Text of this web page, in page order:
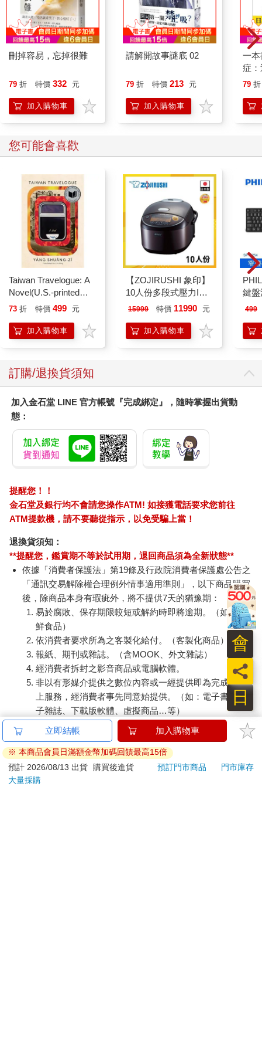
刪掉容易，忘掉很難
79 折 特價 332 元
加入購物車
請解開故事謎底 02
79 折 特價 213 元
加入購物車
一
症
開
的
79 折
您可能會喜歡
Taiwan Travelogue: A
Novel(U.S.-printed
edition)
73 折 特價 499 元
加入購物車
【ZOJIRUSHI 象印】
10人份多段式壓力IH
微電腦電子鍋(NP-
15999 特價 11990 元
加入購物車
鍵盤
499
訂購/退換貨須知
加入金石堂 LINE 官方帳號『完成綁定』，隨時掌握出貨動
態：
提醒您！！
金石堂及銀行均不會請您操作ATM! 如接獲電話要求您前往
ATM提款機，請不要聽從指示，以免受騙上當！
退換貨須知：
**提醒您，鑑賞期不等於試用期，退回商品須為全新狀態**
依據「消費者保護法」第19條及行政院消費者保護處公告之
「通訊交易解除權合理例外情事適用準則」，以下商品購買
後，除商品本身有瑕疵外，將不提供7天的猶豫期：
易於腐敗、保存期限較短或解約時即將逾期。（如：生
鮮食品）
依消費者要求所為之客製化給付。（客製化商品）
報紙、期刊或雜誌。（含MOOK、外文雜誌）
經消費者拆封之影音商品或電腦軟體。
非以有形媒介提供之數位內容或一經提供即為完成之線
上服務，經消費者事先同意始提供。（如：電子書、電
子雜誌、下載版軟體、虛擬商品…等）
已拆封之個人衛生用品。（如：內衣褲、刮鬍刀、除毛
若非上列種類商品，均享有到貨7天的猶豫期（含例假
日）。
辦理退換貨時，商品（組合商品恕無法接受單獨退貨）必須
立即結帳 加入購物車
※ 本商品會員日滿額金幣加碼回饋最高15倍
預計 2026/08/13 出貨
購買後進貨 預訂門市商品
門市庫存
大量採購
日
員
會